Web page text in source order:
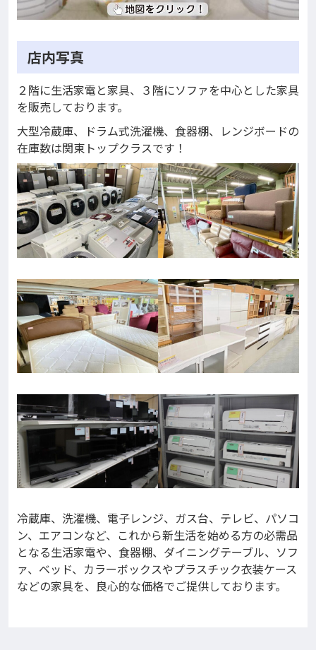
店内写真
２階に生活家電と家具、３階にソファを中心とした家具
を販売しております。
大型冷蔵庫、ドラム式洗濯機、食器棚、レンジボードの
在庫数は関東トップクラスです！
冷蔵庫、洗濯機、電子レンジ、ガス台、テレビ、パソコ
ン、エアコンなど、これから新生活を始める方の必需品
となる生活家電や、食器棚、ダイニングテーブル、ソフ
ァ、ベッド、カラーボックスやプラスチック衣装ケース
などの家具を、良心的な価格でご提供しております。